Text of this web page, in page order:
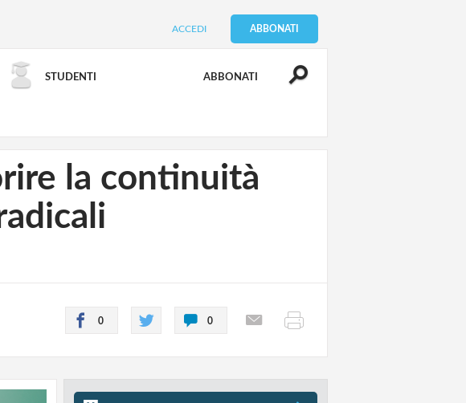
ACCEDI ABBONATI
STUDENTI ABBONATI
la continuità
0 0